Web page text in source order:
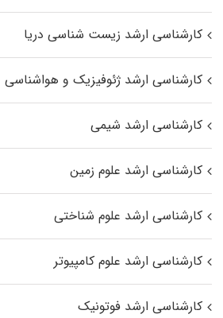
کارشناسی ارشد زیست‌ شناسی دریا
کارشناسی ارشد ژئوفیزیک و هواشناسی
کارشناسی ارشد شیمی
کارشناسی ارشد علوم زمین
کارشناسی ارشد علوم شناختی
کارشناسی ارشد علوم کامپیوتر
کارشناسی ارشد فوتونیک